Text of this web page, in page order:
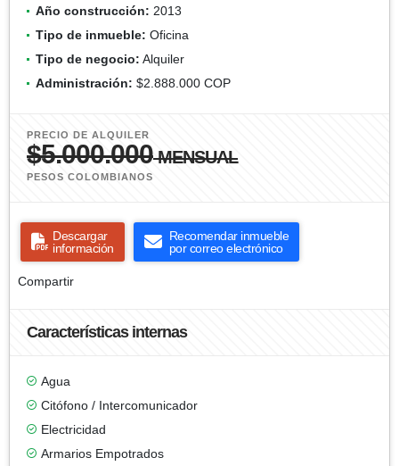
Año construcción: 2013
Tipo de inmueble: Oficina
Tipo de negocio: Alquiler
Administración: $2.888.000 COP
PRECIO DE ALQUILER
$5.000.000MENSUAL
PESOS COLOMBIANOS
Descargar
información
Recomendar inmueble
por correo electrónico
Compartir
Características internas
Agua
Citófono / Intercomunicador
Electricidad
Armarios Empotrados